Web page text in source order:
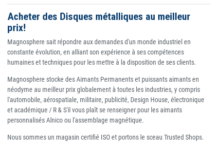
Acheter des Disques métalliques au meilleur
prix!
Magnosphere sait répondre aux demandes d'un monde industriel en
constante évolution, en alliant son expérience à ses compétences
humaines et techniques pour les mettre à la disposition de ses clients.
Magnosphere stocke des Aimants Permanents et puissants aimants en
néodyme au meilleur prix globalement à toutes les industries, y compris
l'automobile, aérospatiale, militaire, publicité, Design House, électronique
et académique / R & S'il vous plaît se renseigner pour les aimants
personnalisés Alnico ou l'assemblage magnétique.
Nous sommes un magasin certifié ISO et portons le sceau Trusted Shops.